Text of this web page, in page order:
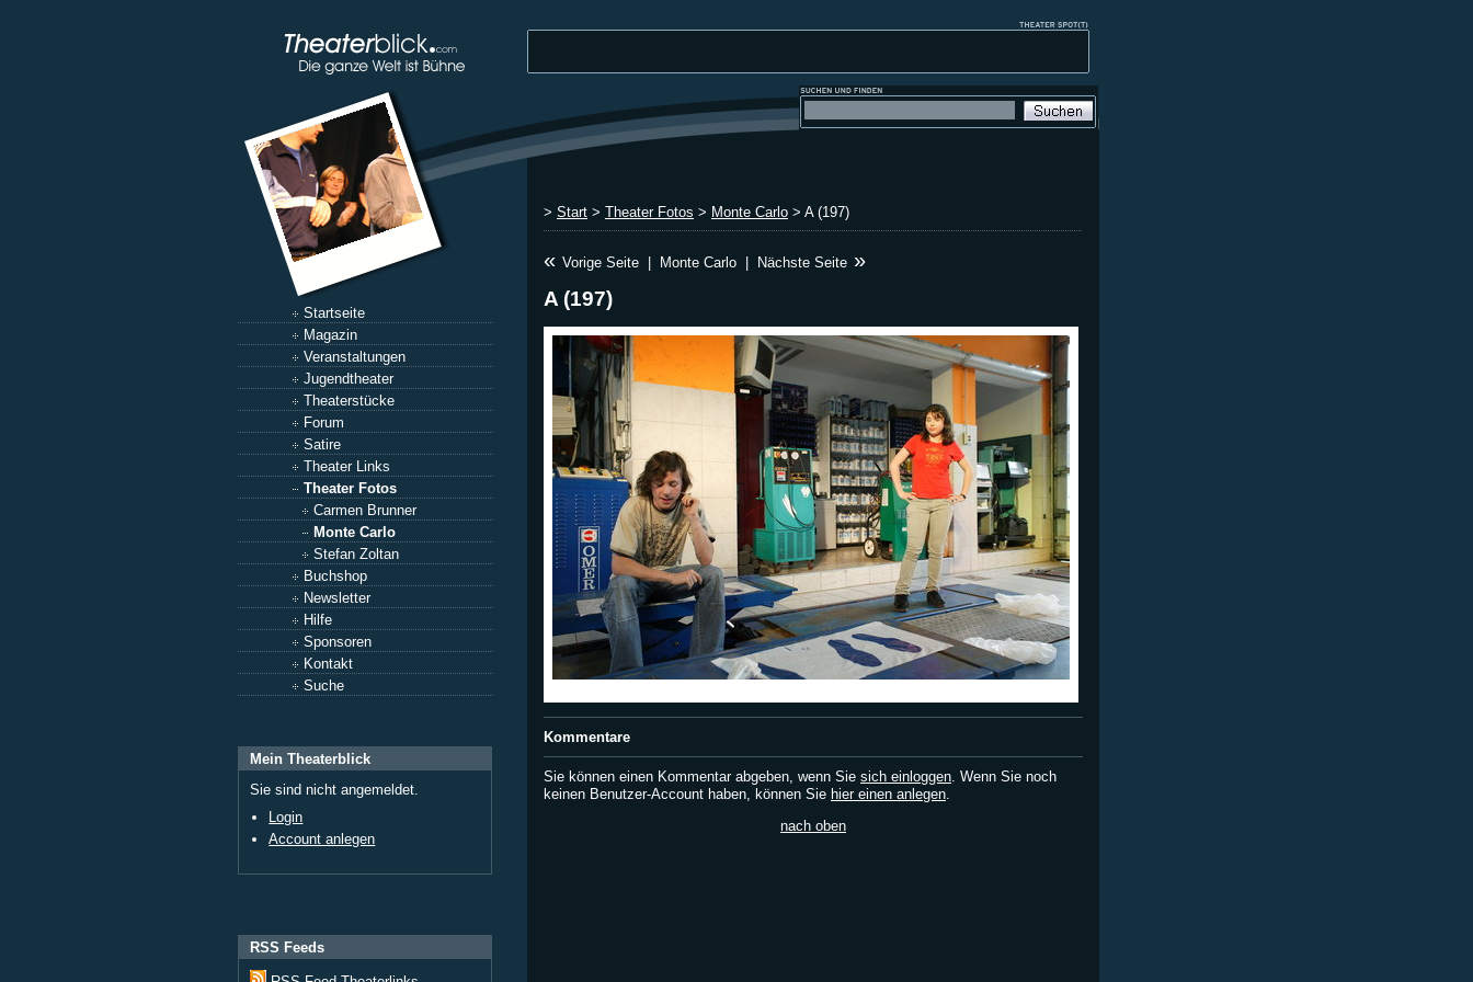
Startseite
Magazin
Veranstaltungen
Jugendtheater
Theaterstücke
Forum
Satire
Theater Links
Theater Fotos
Carmen Brunner
Monte Carlo
Stefan Zoltan
Buchshop
Newsletter
Hilfe
Sponsoren
Kontakt
Suche
Mein Theaterblick
Sie sind nicht angemeldet.
Login
Account anlegen
RSS Feeds
> Start > Theater Fotos > Monte Carlo > A (197)
« Vorige Seite Monte Carlo Nächste Seite »
A (197)
Kommentare
Sie können einen Kommentar abgeben, wenn Sie sich einloggen . Wenn Sie noch
keinen Benutzer-Account haben, können Sie hier einen anlegen
nach oben